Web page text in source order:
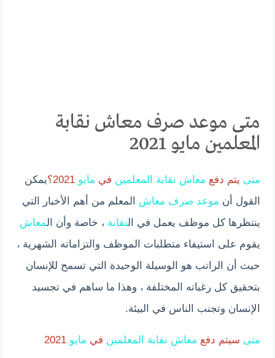
متى موعد صرف معاش نقابة
المعلمين مايو 2021
متى يتم دفع معاش نقابة المعلمين في مايو 2021؟
يمكن
القول أن موعد صرف معاش المعلم من أهم الأخبار التي
ينتظرها كل موظف يعمل في النقابة ، خاصة وأن المعاش
يقوم على استيفاء متطلبات الموظف والتزاماته الشهرية ،
حيث أن الراتب هو الوسيلة الوحيدة التي تسمح للإنسان
بتحقيق كل رغباته المختلفة ، وهذا ما ساهم في تجسيد
الإنسان وتجنب الناس في البيئة.
متى سيتم دفع معاش نقابة المعلمين في مايو 2021